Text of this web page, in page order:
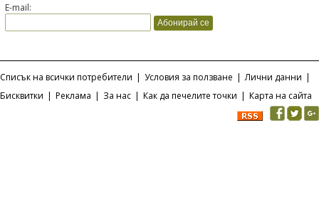
E-mail:
Списък на всички потребители | Условия за ползване | Лични данни |
Бисквитки | Реклама | За нас | Как да печелите точки | Карта на сайта